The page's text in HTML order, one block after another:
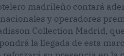
madrileño contará
y operadores
Collection Madrid,
la llegada de esta